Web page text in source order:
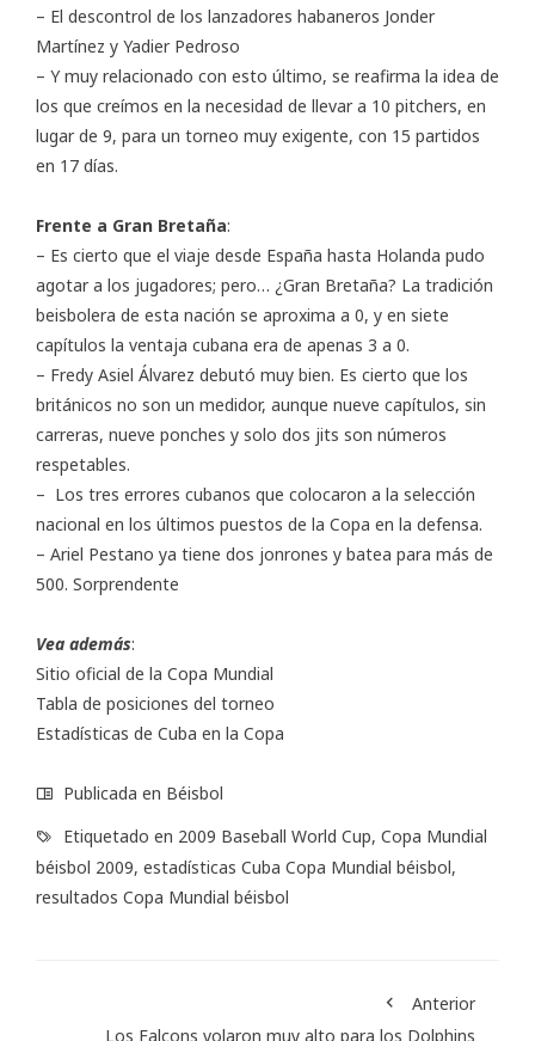
– El descontrol de los lanzadores habaneros Jonder
Martínez y Yadier Pedroso
– Y muy relacionado con esto último, se reafirma la idea de
los que creímos en la necesidad de llevar a 10 pitchers, en
lugar de 9, para un torneo muy exigente, con 15 partidos
en 17 días.
Frente a Gran Bretaña:
– Es cierto que el viaje desde España hasta Holanda pudo
agotar a los jugadores; pero… ¿Gran Bretaña? La tradición
beisbolera de esta nación se aproxima a 0, y en siete
capítulos la ventaja cubana era de apenas 3 a 0.
– Fredy Asiel Álvarez debutó muy bien. Es cierto que los
británicos no son un medidor, aunque nueve capítulos, sin
carreras, nueve ponches y solo dos jits son números
respetables.
– Los tres errores cubanos que colocaron a la selección
nacional en los últimos puestos de la Copa en la defensa.
– Ariel Pestano ya tiene dos jonrones y batea para más de
500. Sorprendente
Vea además:
Sitio oficial de la Copa Mundial
Tabla de posiciones del torneo
Estadísticas de Cuba en la Copa
Publicada en Béisbol
Etiquetado en 2009 Baseball World Cup, Copa Mundial
béisbol 2009, estadísticas Cuba Copa Mundial béisbol,
resultados Copa Mundial béisbol
Anterior
Los Falcons volaron muy alto para los Dolphins